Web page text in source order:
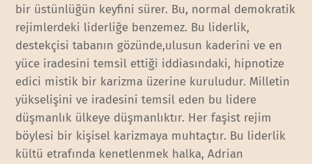
bir üstünlüğün keyfini sürer. Bu, normal demokratik
rejimlerdeki liderliğe benzemez. Bu liderlik,
destekçisi tabanın gözünde,ulusun kaderini ve en
yüce iradesini temsil ettiği iddiasındaki, hipnotize
edici mistik bir karizma üzerine kuruludur. Milletin
yükselişini ve iradesini temsil eden bu lidere
düşmanlık ülkeye düşmanlıktır. Her faşist rejim
böylesi bir kişisel karizmaya muhtaçtır. Bu liderlik
kültü etrafında kenetlenmek halka, Adrian